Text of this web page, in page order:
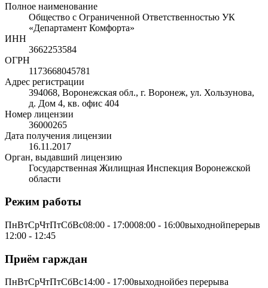
Полное наименование
Общество с Ограниченной Ответственностью УК
«Департамент Комфорта»
ИНН
3662253584
ОГРН
1173668045781
Адрес регистрации
394068, Воронежская обл., г. Воронеж, ул. Хользунова,
д. Дом 4, кв. офис 404
Номер лицензии
36000265
Дата получения лицензии
16.11.2017
Орган, выдавший лицензию
Государственная Жилищная Инспекция Воронежской
области
Режим работы
ПнВтСрЧтПтСбВс08:00 - 17:0008:00 - 16:00выходнойперерыв
12:00 - 12:45
Приём гарждан
ПнВтСрЧтПтСбВс14:00 - 17:00выходнойбез перерыва